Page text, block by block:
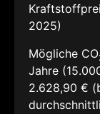
2025)
Mögliche CO
Jahre
2.628,90 €